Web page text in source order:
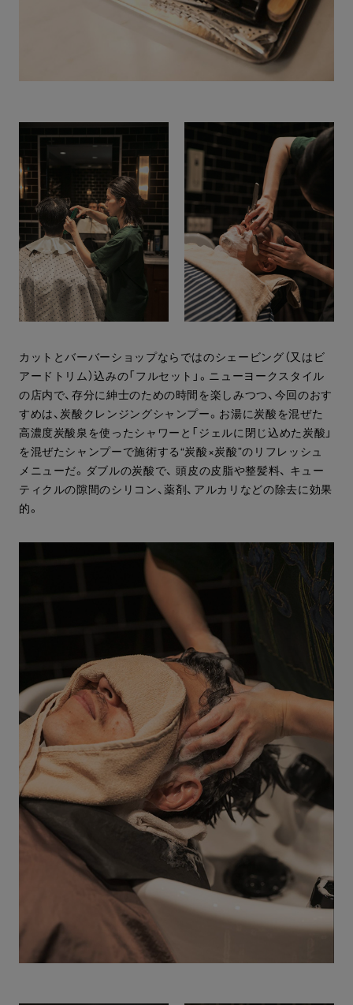
カットとバーバーショップならではのシェービング（又はビ
アードトリム）込みの「フルセット」。ニューヨークスタイル
の店内で、存分に紳士のための時間を楽しみつつ、今回のおす
すめは、炭酸クレンジングシャンプー。お湯に炭酸を混ぜた
高濃度炭酸泉を使ったシャワーと「ジェルに閉じ込めた炭酸」
を混ぜたシャンプーで施術する“炭酸×炭酸”のリフレッシュ
メニューだ。ダブルの炭酸で、 頭皮の皮脂や整髪料、 キュー
ティクルの隙間のシリコン、薬剤、アルカリなどの除去に効果
的。